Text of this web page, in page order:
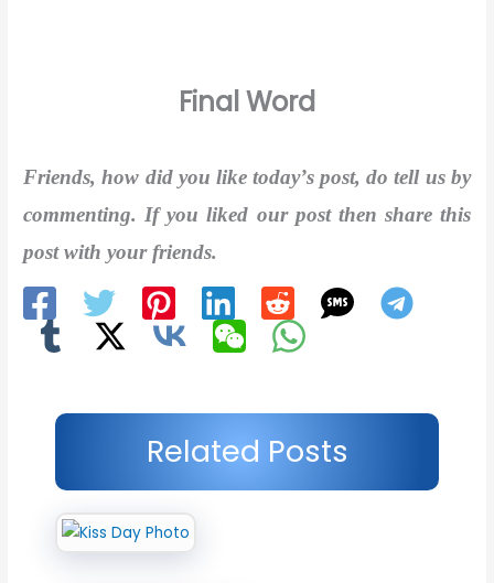
Final Word
Friends, how did you like today’s post, do tell us by
commenting. If you liked our post then share this
post with your friends.
Related Posts